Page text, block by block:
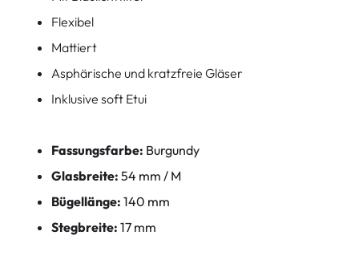
Flexibel
Mattiert
Asphärische und kratzfreie Gläser
Inklusive soft Etui
Fassungsfarbe: Burgundy
Glasbreite: 54 mm / M
Bügellänge: 140 mm
Stegbreite: 17 mm